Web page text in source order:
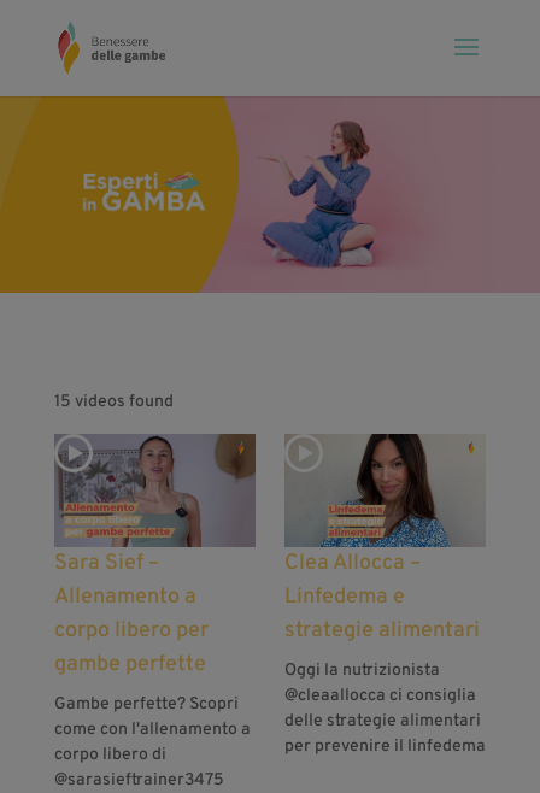
15 videos found
Sara Sief –
Allenamento a
corpo libero per
gambe perfette
Gambe perfette? Scopri
come con l'allenamento a
corpo libero di
@sarasieftrainer3475
Clea Allocca –
Linfedema e
strategie alimentari
Oggi la nutrizionista
@cleaallocca ci consiglia
delle strategie alimentari
per prevenire il linfedema